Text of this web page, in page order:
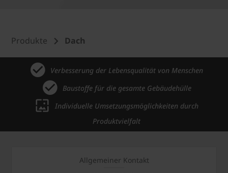
Produkte Dach
Verbesserung der Lebensqualität von Menschen
Baustoffe für die gesamte Gebäudehülle
Individuelle Umsetzungsmöglichkeiten durch
Produktvielfalt
Allgemeiner Kontakt